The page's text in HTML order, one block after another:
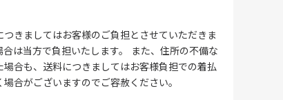
つきましてはお客様のご負担とさせていただきま
は当方で負担いたします。 また、住所の不備な
場合も、送料につきましてはお客様負担での着払
合がございますのでご容赦ください。